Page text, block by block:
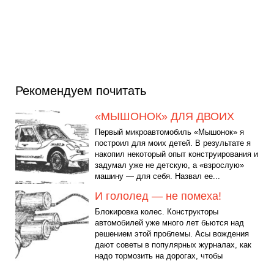
Рекомендуем почитать
«МЫШОНОК» ДЛЯ ДВОИХ
Первый микроавтомобиль «Мышонок» я
построил для моих детей. В результате я
накопил некоторый опыт конструирования и
задумал уже не детскую, а «взрослую»
машину — для себя. Назвал ее...
И гололед — не помеха!
Блокировка колес. Конструкторы
автомобилей уже много лет бьются над
решением этой проблемы. Асы вождения
дают советы в популярных журналах, как
надо тормозить на дорогах, чтобы